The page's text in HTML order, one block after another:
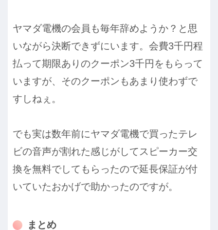
ヤマダ電機の会員も毎年辞めようか？と思
いながら決断できずにいます。会費3千円程
払って期限ありのクーポン3千円をもらって
いますが、そのクーポンもあまり使わずで
すしねぇ。
でも実は数年前にヤマダ電機で買ったテレ
ビの音声が割れた感じがしてスピーカー交
換を無料でしてもらったので延長保証が付
いていたおかげで助かったのですが。
まとめ